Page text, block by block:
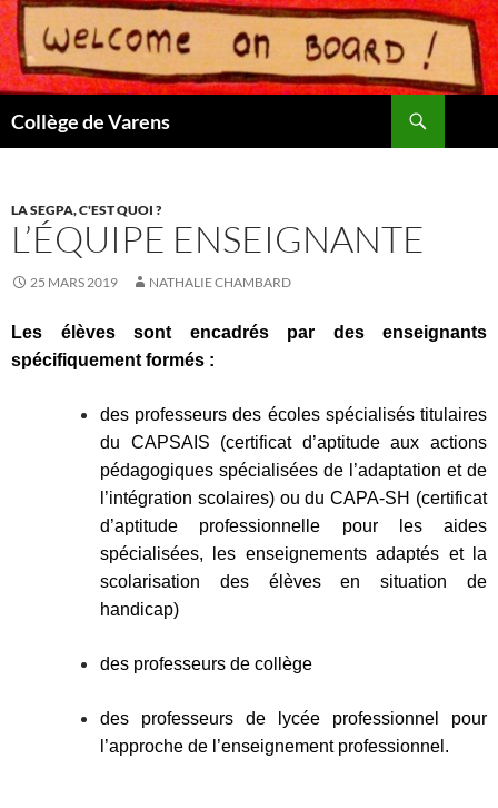
Aller
au
contenu
Collège de Varens
LA SEGPA, C'EST QUOI ?
L’ÉQUIPE ENSEIGNANTE
25 MARS 2019 NATHALIE CHAMBARD
Les élèvessont encadrés par des enseignants
spécifiquement formés :
des professeurs des écoles spécialisés titulaires
du CAPSAIS (certificat d’aptitude aux actions
pédagogiques spécialisées de l’adaptation et de
l’intégration scolaires) ou du CAPA-SH (certificat
d’aptitude professionnelle pour les aides
spécialisées, les enseignements adaptés et la
scolarisation des élèves en situation de
handicap)
des professeurs de collège
des professeurs de lycée professionnel pour
l’approche de l’enseignement professionnel.